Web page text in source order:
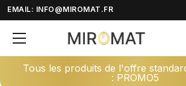
EMAIL: INFO@MIROMAT.FR
Tous les produits de l'offre
: PROMO5